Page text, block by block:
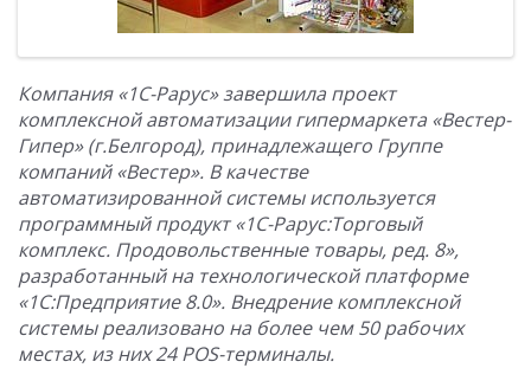
Компания «1С-Рарус» завершила проект
комплексной автоматизации гипермаркета «Вестер-
Гипер» (г.Белгород), принадлежащего Группе
компаний «Вестер». В качестве
автоматизированной системы используется
программный продукт «1С-Рарус:Торговый
комплекс. Продовольственные товары, ред. 8»,
разработанный на технологической платформе
«1С:Предприятие 8.0». Внедрение комплексной
системы реализовано на более чем 50 рабочих
местах, из них 24 POS-терминалы.